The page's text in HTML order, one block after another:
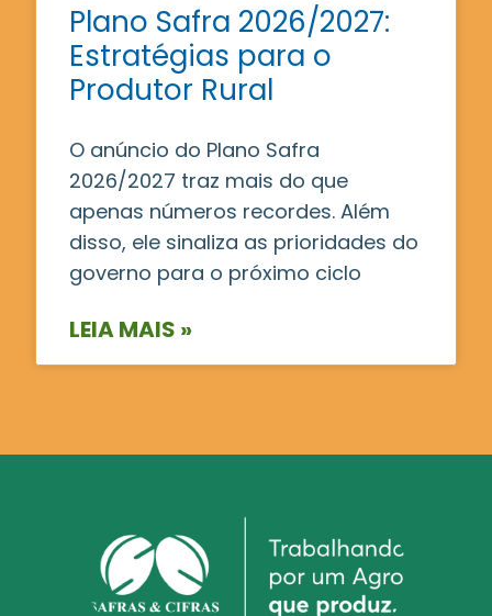
Plano Safra 2026/2027:
Estratégias para o
Produtor Rural
O anúncio do Plano Safra
2026/2027 traz mais do que
apenas números recordes. Além
disso, ele sinaliza as prioridades do
governo para o próximo ciclo
LEIA MAIS »